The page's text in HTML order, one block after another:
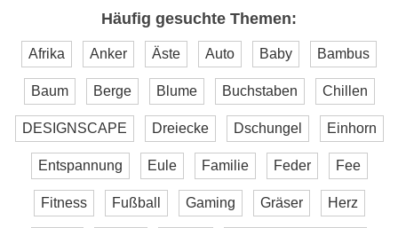
Häufig gesuchte Themen:
Afrika Anker Äste Auto Baby Bambus
Baum Berge Blume Buchstaben Chillen
DESIGNSCAPE Dreiecke Dschungel Einhorn
Entspannung Eule Familie Feder Fee
Fitness Fußball Gaming Gräser Herz